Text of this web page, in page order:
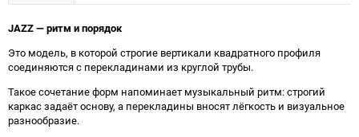
JAZZ — ритм и порядок
Это модель, в которой строгие вертикали квадратного профиля
соединяются с перекладинами из круглой трубы.
Такое сочетание форм напоминает музыкальный ритм: строгий
каркас задаёт основу, а перекладины вносят лёгкость и визуальное
разнообразие.